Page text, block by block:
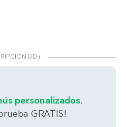
DD+
personalizados.
GRATIS!